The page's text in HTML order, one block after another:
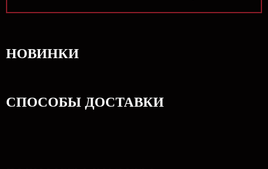
НОВИНКИ
СПОСОБЫ ДОСТАВКИ